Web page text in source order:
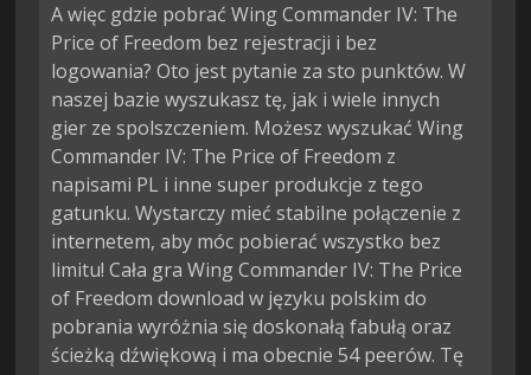
A więc gdzie pobrać Wing Commander IV: The
Price of Freedom bez rejestracji i bez
logowania? Oto jest pytanie za sto punktów. W
naszej bazie wyszukasz tę, jak i wiele innych
gier ze spolszczeniem. Możesz wyszukać Wing
Commander IV: The Price of Freedom z
napisami PL i inne super produkcje z tego
gatunku. Wystarczy mieć stabilne połączenie z
internetem, aby móc pobierać wszystko bez
limitu! Cała gra Wing Commander IV: The Price
of Freedom download w języku polskim do
pobrania wyróżnia się doskonałą fabułą oraz
ścieżką dźwiękową i ma obecnie 54 peerów. Tę